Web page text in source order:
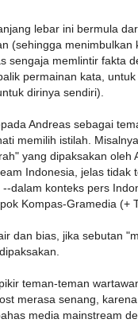
lebar ini bermula
(sehingga menimbulkan
sengaja memlintir fakta
permainan kata,
dirinya sendiri).
Andreas sebagai
memilih istilah.
yang dipaksakan oleh
Indonesia, jelas tidak
dalam konteks pers
Kompas-Gramedia (+
dan bias, jika sebutan
teman-teman
merasa senang,
media mainstream